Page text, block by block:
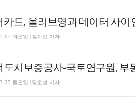
카드, 올리브영과 데이터 사이
07 화요일 | 김다민 기자
도시보증공사-국토연구원, 부
25 월요일 | 장호성 기자